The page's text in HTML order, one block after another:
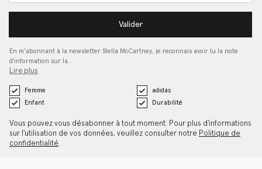
Valider
En m’abonnant à la newsletter Stella McCartney, je reconnais avoir lu la note
d'information sur la…
Lire plus
Femme
adidas
Enfant
Durabilité
Vous pouvez vous désabonner à tout moment. Pour plus d'informations
sur l'utilisation de vos données, veuillez consulter notre Politique de
confidentialité.